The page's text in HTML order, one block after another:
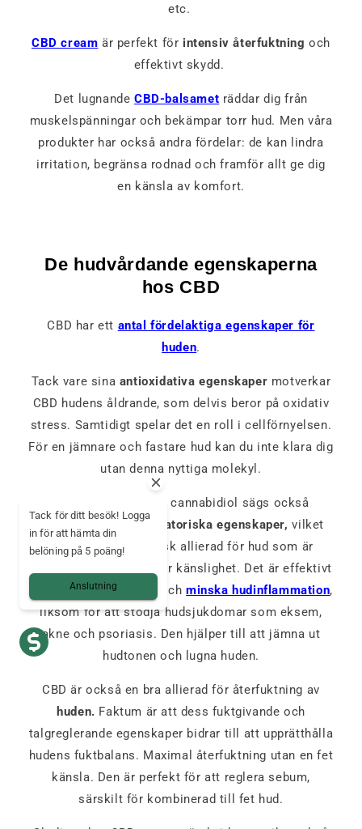
etc.
CBD cream är perfekt för intensiv återfuktning och
effektivt skydd.
Det lugnande CBD-balsamet räddar dig från
muskelspänningar och bekämpar torr hud. Men våra
produkter har också andra fördelar: de kan lindra
irritation, begränsa rodnad och framför allt ge dig
en känsla av komfort.
De hudvårdande egenskaperna
hos CBD
CBD har ett antal fördelaktiga egenskaper för
huden.
Tack vare sina antioxidativa egenskaper motverkar
CBD hudens åldrande, som delvis beror på oxidativ
stress. Samtidigt spelar det en roll i cellförnyelsen.
För en jämnare och fastare hud kan du inte klara dig
utan denna nyttiga molekyl.
Men det är inte allt: cannabidiol sägs också
antiinflammatoriska egenskaper, vilket
gör det till en idealisk allierad för hud som är
benägen för rodnad eller känslighet. Det är effektivt
för att lindra irritation ochminska hudinflammation,
liksom för att stödja hudsjukdomar som eksem,
akne och psoriasis. Den hjälper till att jämna ut
hudtonen och lugna huden.
CBD är också en bra allierad för återfuktning av
huden. Faktum är att dess fuktgivande och
talgreglerande egenskaper bidrar till att upprätthålla
hudens fuktbalans. Maximal återfuktning utan en fet
känsla. Den är perfekt för att reglera sebum,
särskilt för kombinerad till fet hud.
Tack för ditt besök! Logga
in för att hämta din
belöning på 5 poäng!
Anslutning